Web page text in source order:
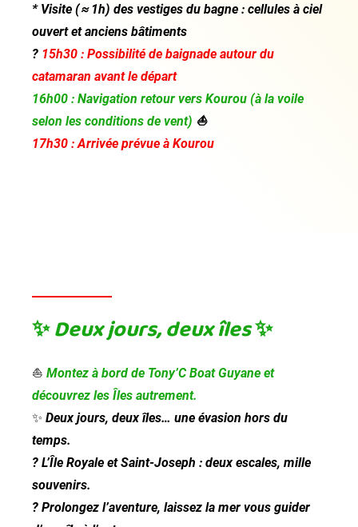
* Visite (≈ 1h) des vestiges du bagne : cellules à ciel
ouvert et anciens bâtiments
? 15h30 : Possibilité de baignade autour du
catamaran avant le départ
16h00 : Navigation retour vers Kourou (à la voile
selon les conditions de vent) ⛵
17h30 : Arrivée prévue à Kourou
✨Deux jours, deux îles✨
⛵ Montez à bord de Tony’C Boat Guyane et
découvrez les Îles autrement.
✨ Deux jours, deux îles… une évasion hors du
temps.
? L’Île Royale et Saint-Joseph : deux escales, mille
souvenirs.
? Prolongez l’aventure, laissez la mer vous guider